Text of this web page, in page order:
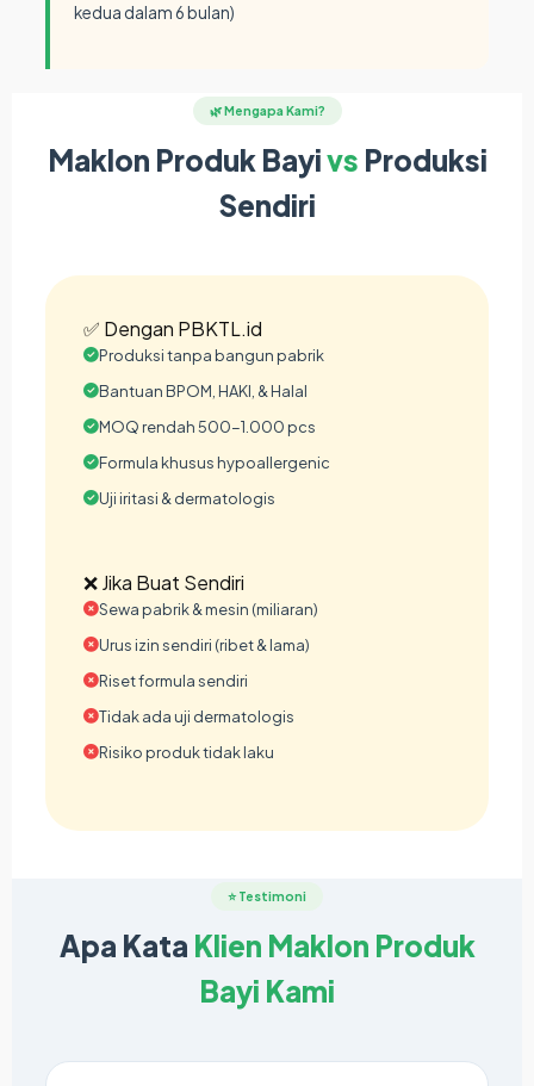
kedua dalam 6 bulan)
🌿 Mengapa Kami?
Maklon Produk Bayivs Produksi
Sendiri
✅ Dengan PBKTL.id
Produksi tanpa bangun pabrik
Bantuan BPOM, HAKI, & Halal
MOQ rendah 500-1.000 pcs
Formula khusus hypoallergenic
Uji iritasi & dermatologis
❌ Jika Buat Sendiri
Sewa pabrik & mesin (miliaran)
Urus izin sendiri (ribet & lama)
Riset formula sendiri
Tidak ada uji dermatologis
Risiko produk tidak laku
⭐ Testimoni
Apa Kata Klien Maklon Produk
Bayi Kami